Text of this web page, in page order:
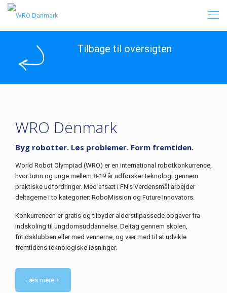
Tilbage til oversigten
WRO Denmark
Byg robotter. Løs problemer. Form fremtiden.
World Robot Olympiad (WRO) er en international robotkonkurrence,
hvor børn og unge mellem 8-19 år udforsker teknologi gennem
praktiske udfordringer. Med afsæt i FN's Verdensmål arbejder
deltagerne i to kategorier: RoboMission og Future Innovators.
Konkurrencen er gratis og tilbyder alderstilpassede opgaver fra
indskoling til ungdomsuddannelse. Deltag gennem skolen,
fritidsklubben eller med vennerne, og vær med til at udvikle
fremtidens teknologiske løsninger.
Læs mere